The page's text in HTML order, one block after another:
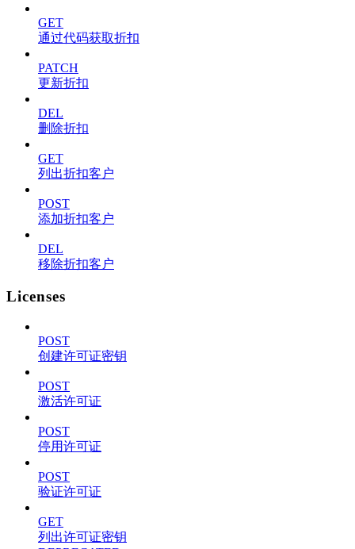
GET
通过代码获取折扣
PATCH
更新折扣
DEL
删除折扣
GET
列出折扣客户
POST
添加折扣客户
DEL
移除折扣客户
Licenses
POST
创建许可证密钥
POST
激活许可证
POST
停用许可证
POST
验证许可证
GET
列出许可证密钥